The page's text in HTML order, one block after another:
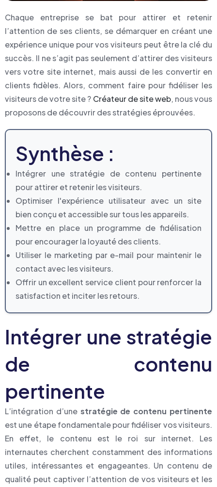
Chaque entreprise se bat pour attirer et retenir
l’attention de ses clients, se démarquer en créant une
expérience unique pour vos visiteurs peut être la clé du
succès. Il ne s’agit pas seulement d’attirer des visiteurs
vers votre site internet, mais aussi de les convertir en
clients fidèles. Alors, comment faire pour fidéliser les
visiteurs de votre site ? Créateur de site web, nous vous
proposons de découvrir des stratégies éprouvées.
Synthèse :
Intégrer une stratégie de contenu pertinente
pour attirer et retenir les visiteurs.
Optimiser l'expérience utilisateur avec un site
bien conçu et accessible sur tous les appareils.
Mettre en place un programme de fidélisation
pour encourager la loyauté des clients.
Utiliser le marketing par e-mail pour maintenir le
contact avec les visiteurs.
Offrir un excellent service client pour renforcer la
satisfaction et inciter les retours.
Intégrer une stratégie
de contenu
pertinente
L’intégration d’une stratégie de contenu pertinente
est une étape fondamentale pour fidéliser vos visiteurs.
En effet, le contenu est le roi sur internet. Les
internautes cherchent constamment des informations
utiles, intéressantes et engageantes. Un contenu de
qualité peut captiver l’attention de vos visiteurs et les